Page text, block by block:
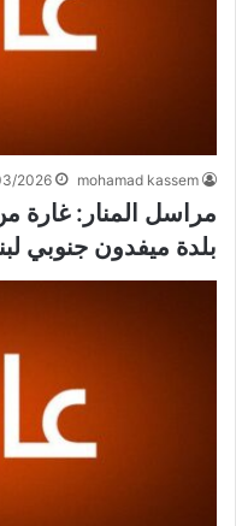
mohamad kassem
2026
مراسل المنار: غارة
بلدة ميفدون جنوبي